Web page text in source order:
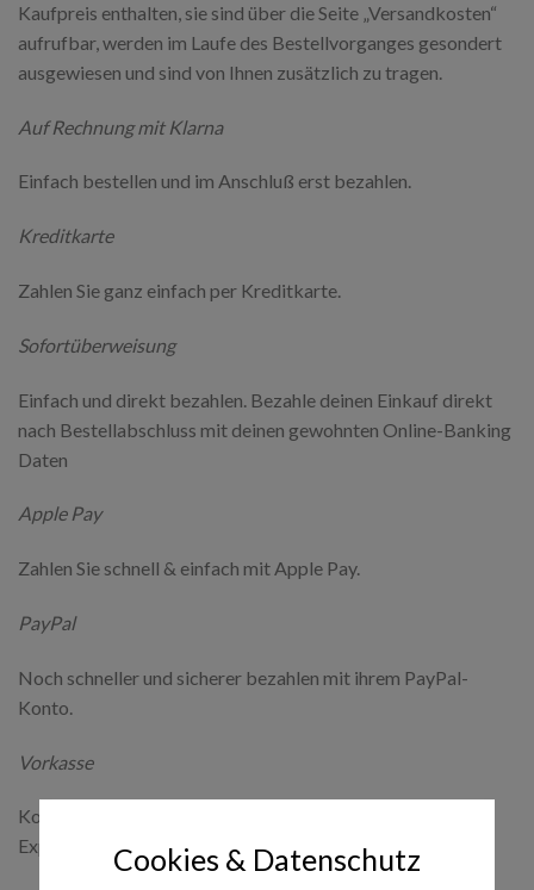
Kaufpreis enthalten, sie sind über die Seite „Versandkosten“
aufrufbar, werden im Laufe des Bestellvorganges gesondert
ausgewiesen und sind von Ihnen zusätzlich zu tragen.
Auf Rechnung mit Klarna
Einfach bestellen und im Anschluß erst bezahlen.
Kreditkarte
Zahlen Sie ganz einfach per Kreditkarte.
Sofortüberweisung
Einfach und direkt bezahlen. Bezahle deinen Einkauf direkt
nach Bestellabschluss mit deinen gewohnten Online-Banking
Daten
Apple Pay
Zahlen Sie schnell & einfach mit Apple Pay.
PayPal
Noch schneller und sicherer bezahlen mit ihrem PayPal-
Konto.
Vorkasse
Kostenloser Versand innerhalb Deutschlands (Außer
Express-Versand)Cookies & Datenschutz